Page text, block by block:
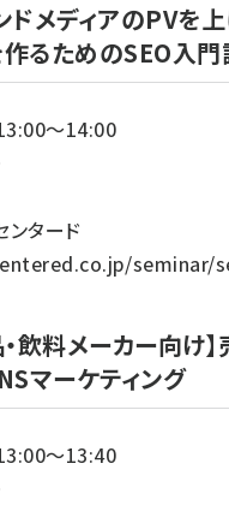
ドメディアのPVを
るためのSEO入
13:00～14:00
ンタード
seminar/
・飲料メーカー向け
マーケティング
13:00～13:40